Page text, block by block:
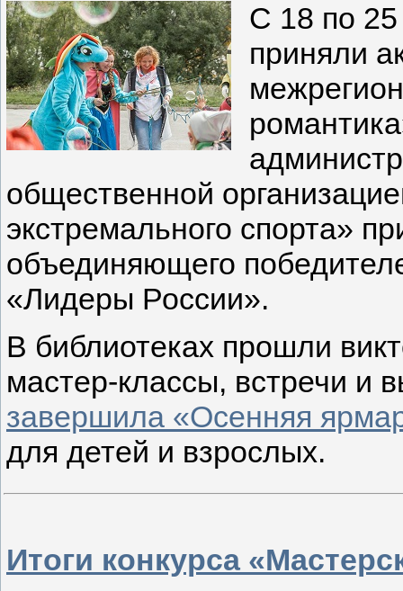
С 18 по 25
приняли
общественной
экстремального спорта»
объединяющего
«Лидеры России».
В библиотеках прошли
мастер-классы, встречи и
завершила «Осенняя
для детей и взрослых.
Итоги конкурса